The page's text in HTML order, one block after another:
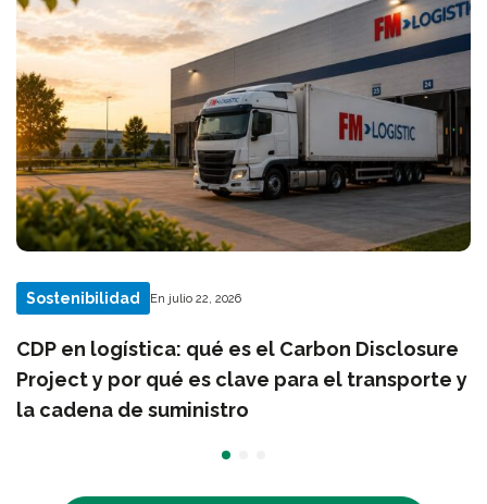
Sostenibilidad En julio 22, 2026
CDP en logística: qué es el Carbon Disclosure
Project y por qué es clave para el transporte y
la cadena de suministro